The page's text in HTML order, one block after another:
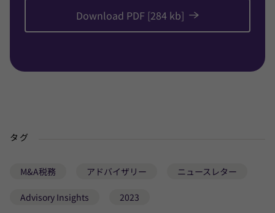
Download PDF [284 kb]
タグ
M&A税務 アドバイザリー ニュースレター
Advisory Insights 2023